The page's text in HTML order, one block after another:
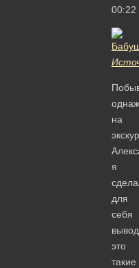
00:22
на
я
для
себя
это
такие